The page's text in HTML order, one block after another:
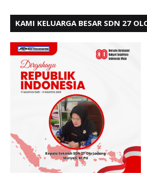
KAMI KELUARGA BESAR SDN 27